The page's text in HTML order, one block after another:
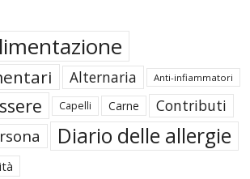
Alternaria Anti-infiammatori
Capelli Carne Contributi
Diario delle allergie